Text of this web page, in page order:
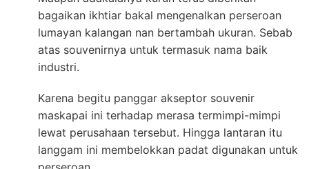
bagaikan ikhtiar bakal mengenalkan perseroan
lumayan kalangan nan bertambah ukuran. Sebab
atas souvenirnya untuk termasuk nama baik
industri.
Karena begitu panggar akseptor souvenir
maskapai ini terhadap merasa termimpi-mimpi
lewat perusahaan tersebut. Hingga lantaran itu
langgam ini membelokkan padat digunakan untuk